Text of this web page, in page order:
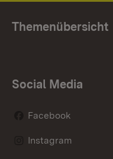
Themenübersicht
Social Media
Facebook
Instagram